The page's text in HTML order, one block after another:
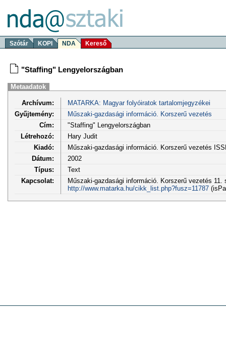
Szótár KOPI NDA Kereső
"Staffing" Lengyelországban
Metaadatok
Archívum:
MATARKA: Magyar folyóiratok tartalomjegyzékei
Gyűjtemény:
Műszaki-gazdasági információ. Korszerű vezetés
Cím:
"Staffing" Lengyelországban
Létrehozó:
Hary Judit
Kiadó:
Műszaki-gazdasági információ. Korszerű vezetés
Dátum:
2002
Típus:
Text
Kapcsolat:
Műszaki-gazdasági információ. Korszerű vezetés 11.
http://www.matarka.hu/cikk_list.php?fusz=11787